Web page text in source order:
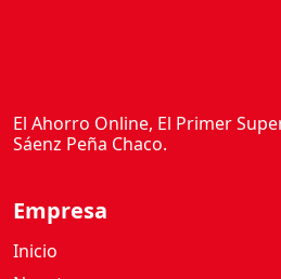
El Ahorro Online, El Primer
Sáenz Peña Chaco.
Empresa
Inicio